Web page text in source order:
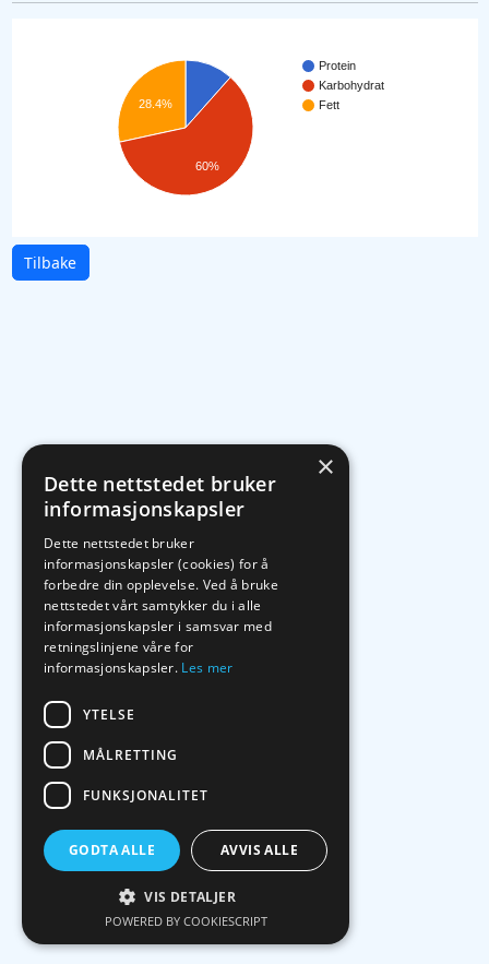
Protein
Karbohydrat
Fett
28.4%
60%
Tilbake
×
Dette nettstedet bruker
informasjonskapsler
Dette nettstedet bruker
informasjonskapsler (cookies) for å
forbedre din opplevelse. Ved å bruke
nettstedet vårt samtykker du i alle
informasjonskapsler i samsvar med
retningslinjene våre for
informasjonskapsler. Les mer
YTELSE
MÅLRETTING
FUNKSJONALITET
GODTA ALLE AVVIS ALLE
VIS DETALJER
POWERED BY COOKIESCRIPT